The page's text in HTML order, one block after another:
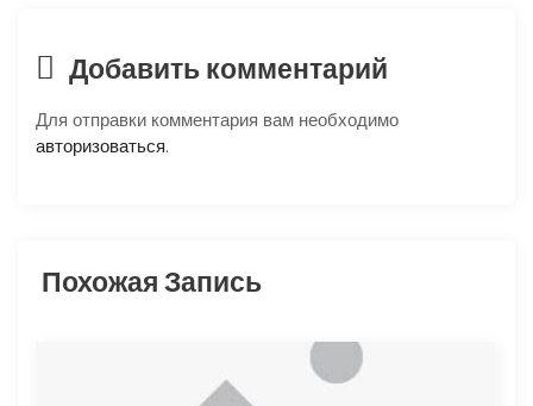
и
я
п
з
Добавить комментарий
Для отправки комментария вам необходимо
авторизоваться.
Похожая Запись